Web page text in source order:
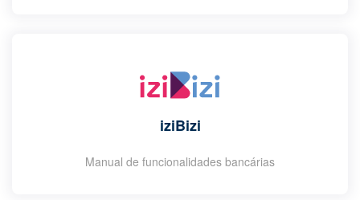
iziBizi
Manual de funcionalidades bancárias